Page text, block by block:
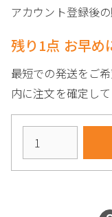
アカウント登録後
残り1点 お早め
最短での発送をご
内に注文を確定して